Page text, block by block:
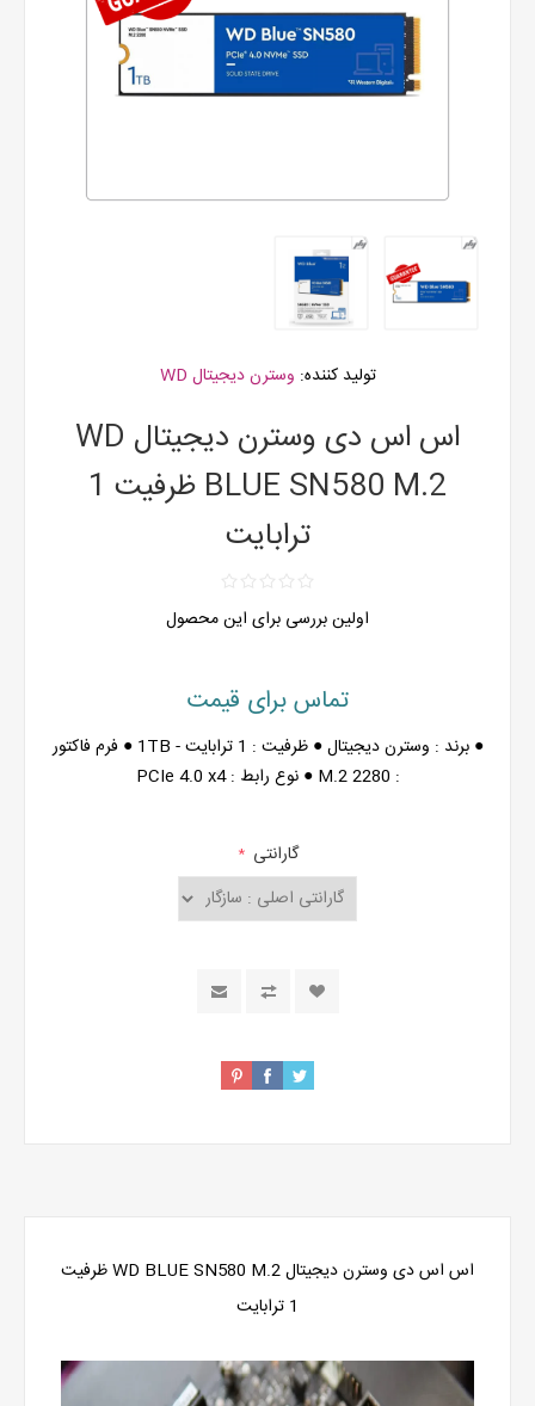
تولید کننده: وسترن دیجیتال WD
اس اس دی وسترن دیجیتال WD
BLUE SN580 M.2 ظرفیت 1
ترابایت
اولین بررسی برای این محصول
تماس برای قیمت
● برند : وسترن دیجیتال ● ظرفیت : 1 ترابایت - 1TB ● فرم فاکتور
: M.2 2280 ● نوع رابط : PCIe 4.0 x4
گارانتی *
اس اس دی وسترن دیجیتال WD BLUE SN580 M.2 ظرفیت
1 ترابایت